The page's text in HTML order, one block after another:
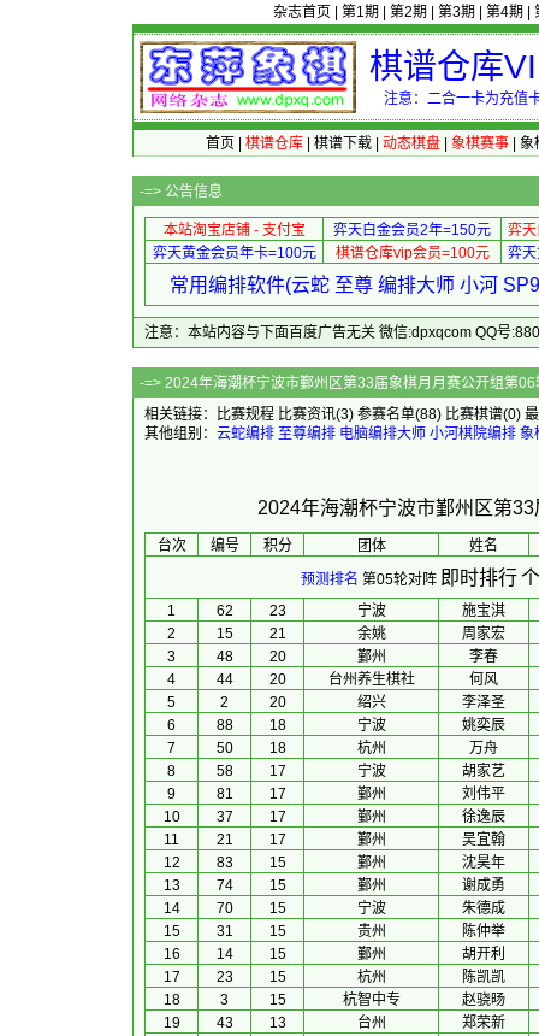
杂志首页 第1期 第2期 第3期 第4期
棋谱仓库
注意：二合一卡为充值
首页 棋谱仓库| 棋谱下载| 动态棋盘| 象棋赛事| 象
-=> 公告信息
本站淘宝店铺 - 支付宝 弈天白金会员2年=150元
弈
弈天黄金会员年卡=100元
棋谱仓库vip会员=100元 弈
常用编排软件(云蛇 至尊 编排大师 小河
注意：本站内容与下面百度广告无关 微信:dpxqcom QQ号
-=> 2024年海潮杯宁波市鄞州区第33届象棋
相关链接：
比赛规程 比赛资讯(3) 参赛名单(88) 比赛棋谱(0)
其他组别： 云蛇编排 至尊编排 电脑编排大师 小河棋院编排 象
2024年海潮杯宁波市鄞州区第
台次 编号 积分 团体
姓名
预测排名 第05轮对阵 即时排行
1 62 23 宁波
施宝淇
2
15 21 余姚
周家宏
3
48 20 鄞州
李春
4
44 20 台州养生棋社
何风
5
2 20 绍兴
李泽圣
6
88 18 宁波
姚奕辰
7
50 18 杭州
万舟
8
58 17 宁波
胡家艺
9
81 17 鄞州
刘伟平
10
37 17 鄞州
徐逸辰
11
21 17 鄞州
吴宜翰
12
83 15 鄞州
沈昊年
13
74 15 鄞州
谢成勇
14
70 15 宁波
朱德成
15
31 15 贵州
陈仲举
16
14 15 鄞州
胡开利
17
23 15 杭州
陈凯凯
18
3 15 杭智中专
赵骁旸
19
43 13 台州
郑荣新